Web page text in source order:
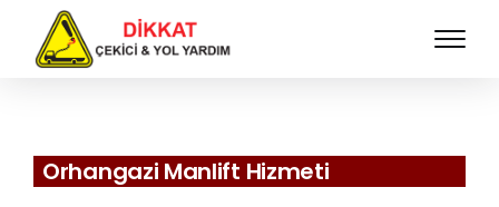
Orhangazi Manlift Hizmeti